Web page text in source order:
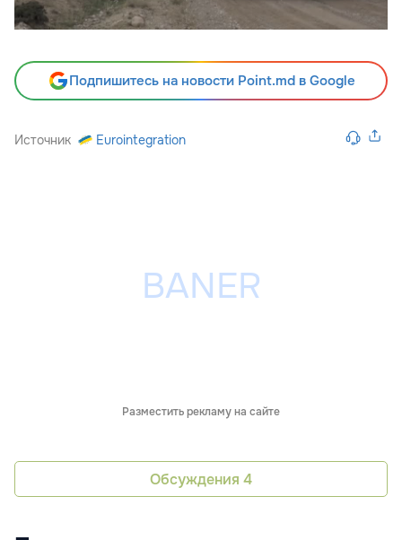
Подпишитесь на новости Point.md в Google
Источник Eurointegration
Разместить рекламу на сайте
Обсуждения 4